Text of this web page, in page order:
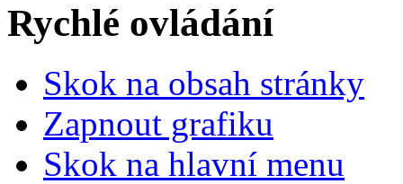
Rychlé ovládání
Skok na obsah stránky
Zapnout grafiku
Skok na hlavní menu